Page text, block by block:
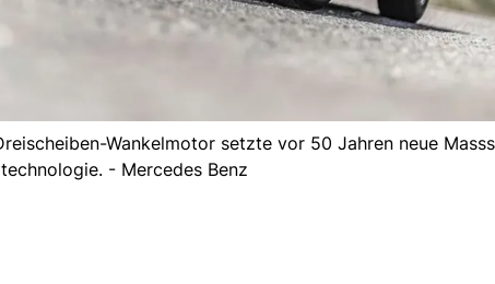
Wankelmotor setzte vor 50 Jahren neue
- Mercedes Benz